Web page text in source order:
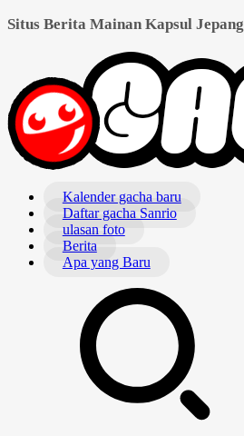
Situs Berita Mainan Kapsul Jepang
Kalender gacha baru
Daftar gacha Sanrio
ulasan foto
Berita
Apa yang Baru